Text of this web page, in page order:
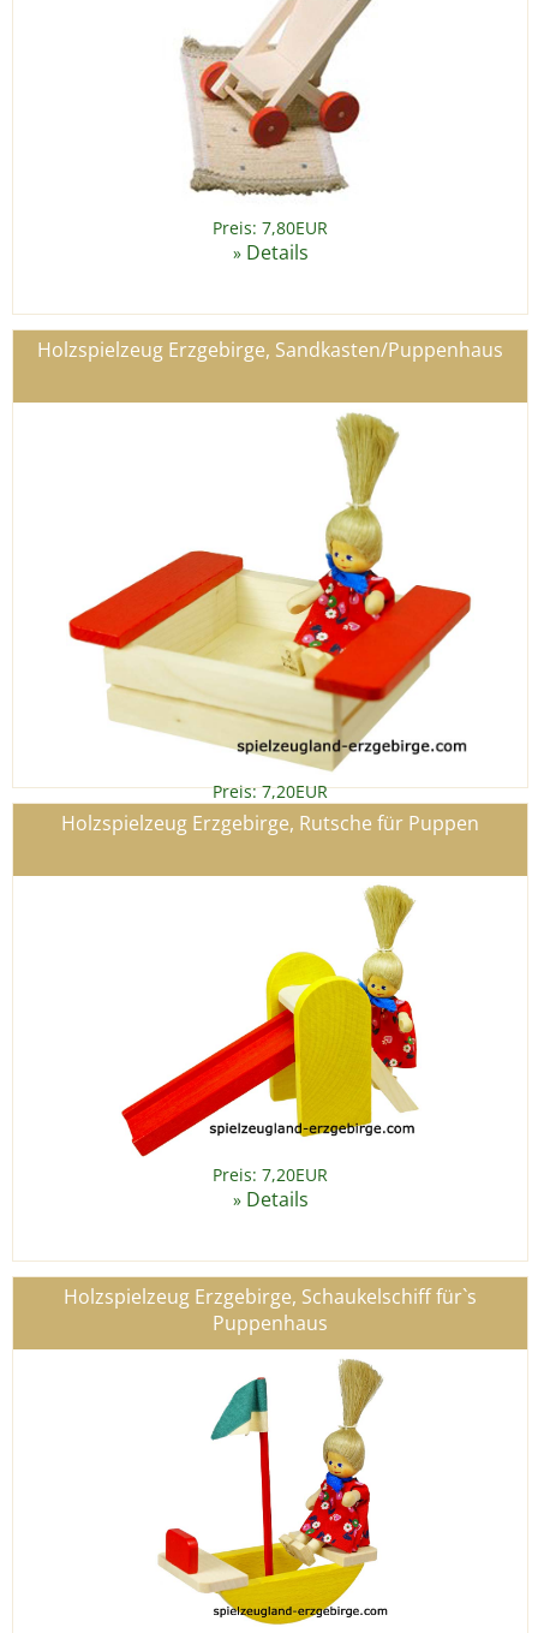
Preis: 7,80EUR
» Details
Holzspielzeug Erzgebirge, Sandkasten/Puppenhaus
Preis: 7,20EUR
»Details
Holzspielzeug Erzgebirge, Rutsche für Puppen
Preis: 7,20EUR
» Details
Holzspielzeug Erzgebirge, Schaukelschiff für`s
Puppenhaus